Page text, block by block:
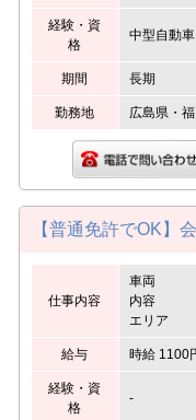
経験・資
格
中型自動車
期間 長期
勤務地 広島県・
【普通免許でOK】
仕事内容
車両 ：
内容 ：
エリア
給与 時給 1100
経験・資
格
-